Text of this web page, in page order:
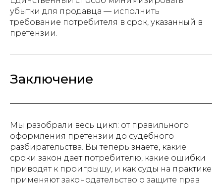
убытки для продавца — исполнить
требование потребителя в срок, указанный в
претензии.
Заключение
Мы разобрали весь цикл: от правильного
оформления претензии до судебного
разбирательства. Вы теперь знаете, какие
сроки закон дает потребителю, какие ошибки
приводят к проигрышу, и как суды на практике
применяют законодательство о защите прав